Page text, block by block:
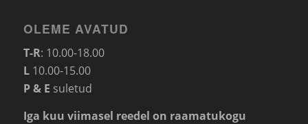
OLEME AVATUD
T-R: 10.00-18.00
L10.00-15.00
P & E suletud
Iga kuu viimasel reedel on raamatukogu